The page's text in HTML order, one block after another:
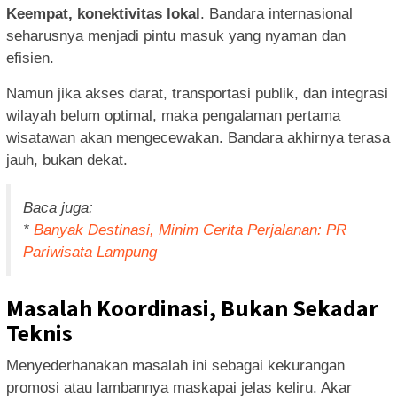
Keempat, konektivitas lokal. Bandara internasional
seharusnya menjadi pintu masuk yang nyaman dan
efisien.
Namun jika akses darat, transportasi publik, dan integrasi
wilayah belum optimal, maka pengalaman pertama
wisatawan akan mengecewakan. Bandara akhirnya terasa
jauh, bukan dekat.
Baca juga:
* Banyak Destinasi, Minim Cerita Perjalanan: PR
Pariwisata Lampung
Masalah Koordinasi, Bukan Sekadar
Teknis
Menyederhanakan masalah ini sebagai kekurangan
promosi atau lambannya maskapai jelas keliru. Akar